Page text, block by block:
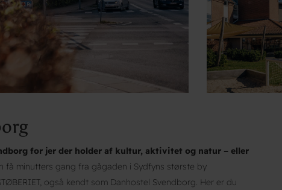
for jer der holder af kultur, aktivitet og natur – eller
få minutters gang fra gågaden i Sydfyns største by
også kendt som Danhostel Svendborg. Her er du